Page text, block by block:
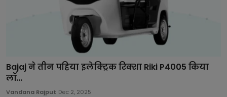
Bajaj ने तीन पहिया इलेक्ट्रिक रिक्शा Riki P4005 किया
लॉ...
Vandana Rajput Dec 2, 2025